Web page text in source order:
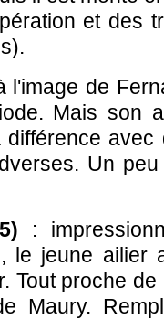
et des
l'image de
Mais son
avec
Un
:
le jeune ailier
Tout proche
Maury.